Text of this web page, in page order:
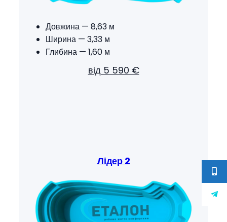
Довжина — 8,63 м
Ширина — 3,33 м
Глибина — 1,60 м
від 5 590 €
Лідер 2